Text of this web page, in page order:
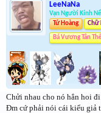
LeeNaNa
Vạn Người Kính Nể
Tứ Hoàng
Chữ
Bá Vương Tân
Chửi nhau cho nó hẳn hoi đi
Đm cứ phải nói cái kiểu giả